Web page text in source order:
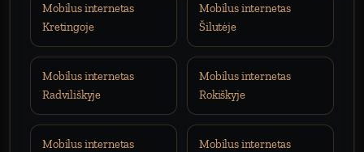
Mobilus internetas
Kretingoje
Mobilus internetas
Šilutėje
Mobilus internetas
Radviliškyje
Mobilus internetas
Rokiškyje
Mobilus internetas
Mobilus internetas